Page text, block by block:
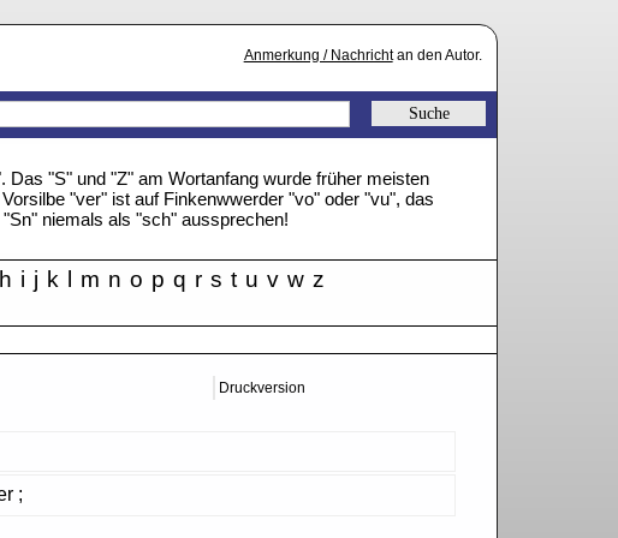
Anmerkung / Nachrichtan den Autor.
"S" und "Z" am Wortanfang wurde früher meisten
"ver" ist auf Finkenwwerder "vo" oder "vu", das
niemals als "sch" aussprechen!
h i j k l m n o p q r s t u v w z
Druckversion
;